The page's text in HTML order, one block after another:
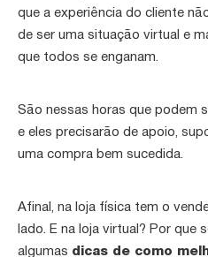
que a experiência do cliente
de ser uma situação virtual e
que todos se enganam.
São nessas horas que podem
e eles precisarão de apoio,
uma compra bem sucedida.
Afinal, na loja física tem o
lado. E na loja virtual? Por que
algumas dicas de como